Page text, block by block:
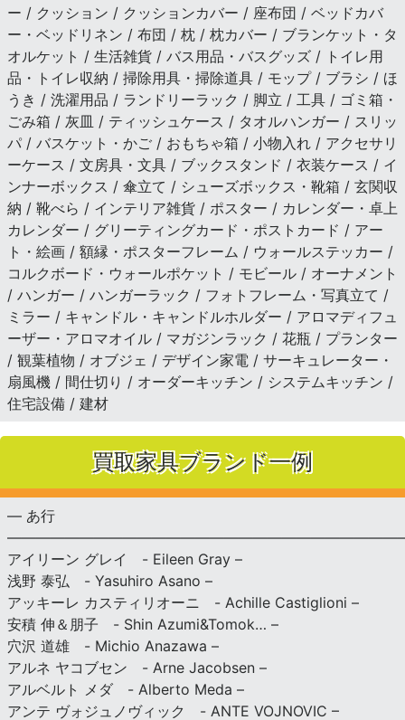
ー / クッション / クッションカバー / 座布団 / ベッドカバ
ー・ベッドリネン / 布団 / 枕 / 枕カバー / ブランケット・タ
オルケット / 生活雑貨 / バス用品・バスグッズ / トイレ用
品・トイレ収納 / 掃除用具・掃除道具 / モップ / ブラシ / ほ
うき / 洗濯用品 / ランドリーラック / 脚立 / 工具 / ゴミ箱・
ごみ箱 / 灰皿 / ティッシュケース / タオルハンガー / スリッ
パ / バスケット・かご / おもちゃ箱 / 小物入れ / アクセサリ
ーケース / 文房具・文具 / ブックスタンド / 衣装ケース / イ
ンナーボックス / 傘立て / シューズボックス・靴箱 / 玄関収
納 / 靴べら / インテリア雑貨 / ポスター / カレンダー・卓上
カレンダー / グリーティングカード・ポストカード / アー
ト・絵画 / 額縁・ポスターフレーム / ウォールステッカー /
コルクボード・ウォールポケット / モビール / オーナメント
/ ハンガー / ハンガーラック / フォトフレーム・写真立て /
ミラー / キャンドル・キャンドルホルダー / アロマディフュ
ーザー・アロマオイル / マガジンラック / 花瓶 / プランター
/ 観葉植物 / オブジェ / デザイン家電 / サーキュレーター・
扇風機 / 間仕切り / オーダーキッチン / システムキッチン /
住宅設備 / 建材
買取家具ブランド一例
— あ行
アイリーン グレイ - Eileen Gray –
浅野 泰弘 - Yasuhiro Asano –
アッキーレ カスティリオーニ - Achille Castiglioni –
安積 伸＆朋子 - Shin Azumi&Tomok… –
穴沢 道雄 - Michio Anazawa –
アルネ ヤコブセン - Arne Jacobsen –
アルベルト メダ - Alberto Meda –
アンテ ヴォジュノヴィック - ANTE VOJNOVIC –